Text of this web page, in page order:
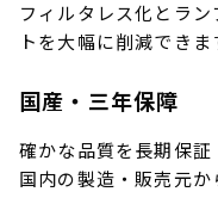
フィルタレス化とラ
トを大幅に削減できま
国産・三年保障
確かな品質を長期保証
国内の製造・販売元か